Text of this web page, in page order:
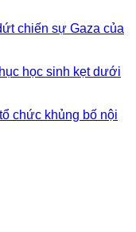
chiến sự Gaza của
học sinh kẹt dưới
chức khủng bố nội